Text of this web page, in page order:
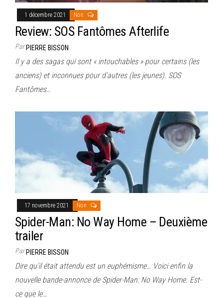
1 décembre 2021 Non
Review: SOS Fantômes Afterlife
ParPIERRE BISSON
Il y a des sagas qui sont « intouchables » pour certains (les
anciens) et inconnues pour d’autres (les jeunes). SOS
Fantômes…
17 novembre 2021 Non
Spider-Man: No Way Home – Deuxième
trailer
ParPIERRE BISSON
Dire qu’il était attendu est un euphémisme… Voici enfin la
nouvelle bande-annonce de Spider-Man: No Way Home. Est-
ce que le…